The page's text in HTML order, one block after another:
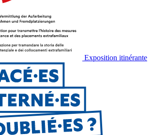
Exposition itinérante